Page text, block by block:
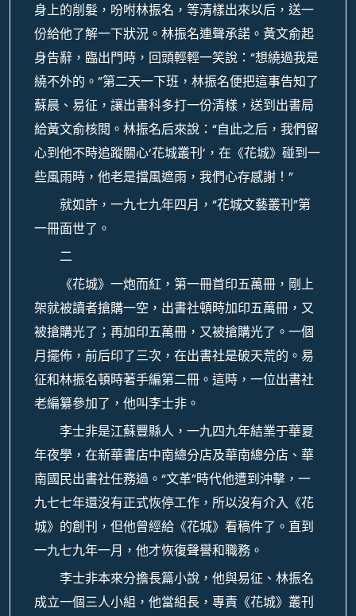
身上的削髮，吩咐林振名，等清樣出來以后，送一
份給他了解一下狀況。林振名連聲承諾。黃文俞起
身告辭，臨出門時，回頭輕輕一笑說：“想繞過我是
繞不外的。”第二天一下班，林振名便把這事告知了
蘇晨、易征，讓出書科多打一份清樣，送到出書局
給黃文俞核閱。林振名后來說：“自此之后，我們留
心到他不時追蹤關心‘花城叢刊’，在《花城》碰到一
些風雨時，他老是擋風遮雨，我們心存感謝！”
就如許，一九七九年四月，“花城文藝叢刊”第
一冊面世了。
二
《花城》一炮而紅，第一冊首印五萬冊，剛上
架就被讀者搶購一空，出書社頓時加印五萬冊，又
被搶購光了；再加印五萬冊，又被搶購光了。一個
月擺佈，前后印了三次，在出書社是破天荒的。易
征和林振名頓時著手編第二冊。這時，一位出書社
老編纂參加了，他叫李士非。
李士非是江蘇豐縣人，一九四九年結業于華夏
年夜學，在新華書店中南總分店及華南總分店、華
南國民出書社任務過。“文革”時代他遭到沖擊，一
九七七年還沒有正式恢停工作，所以沒有介入《花
城》的創刊，但他曾經給《花城》看稿件了。直到
一九七九年一月，他才恢復聲譽和職務。
李士非本來分擔長篇小說，他與易征、林振名
成立一個三人小組，他當組長，專責《花城》叢刊